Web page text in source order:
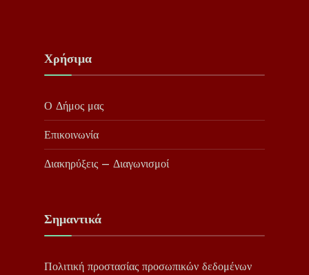
Χρήσιμα
Ο Δήμος μας
Επικοινωνία
Διακηρύξεις – Διαγωνισμοί
Σημαντικά
Πολιτική προστασίας προσωπικών δεδομένων